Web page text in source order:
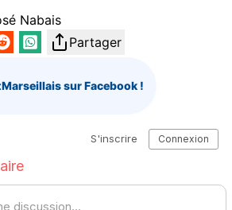
Nabais
Partager
sur Facebook !